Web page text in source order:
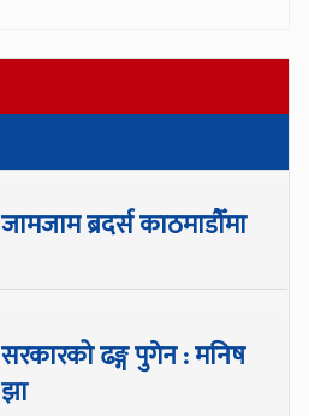
जामजाम ब्रदर्स काठमाडौँमा
सरकारको ढङ्ग पुगेन : मनिष
झा